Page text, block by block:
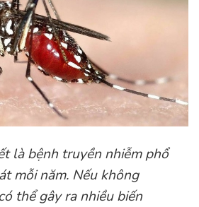
là bệnh truyền nhiễm phổ
mỗi năm. Nếu không
thể gây ra nhiều biến